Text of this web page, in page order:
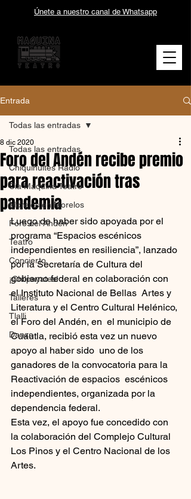
Únete a nuestro canal de Whatsapp
Entrada
Todas las entradas
Chiquihuites Radio
Cía Máquina Teatro
Morelos en Morelos
Foro del Andén
Teatro
Concierto
¡Chilpayates!
Talleres
Tlalli
Danza
Todas las entradas
Foro del Andén recibe premio
para reactivación tras
pandemia
8 dic 2020
Luego de haber sido apoyada por el
programa “Espacios escénicos
independientes en resiliencia”, lanzado
por la Secretaría de Cultura del
gobierno federal en colaboración con
el Instituto Nacional de Bellas  Artes y
Literatura y el Centro Cultural Helénico,
el Foro del Andén, en  el municipio de
Cuautla, recibió esta vez un nuevo
apoyo al haber sido  uno de los
ganadores de la convocatoria para la
Reactivación de espacios  escénicos
independientes, organizada por la
dependencia federal.
Esta vez, el apoyo fue concedido con
la colaboración del Complejo Cultural
Los Pinos y el Centro Nacional de los
Artes.